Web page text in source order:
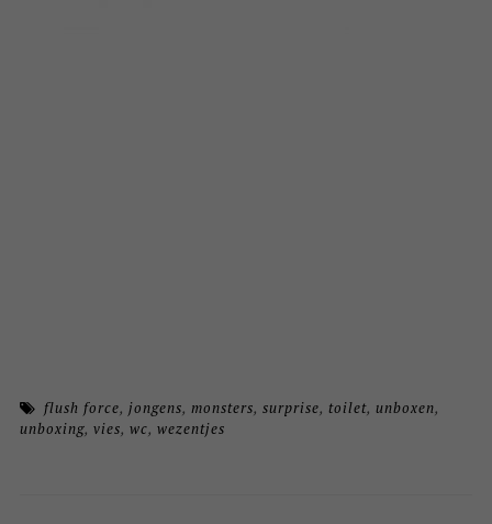
flush force,jongens,monsters,surprise,toilet,unboxen,
unboxing, vies, wc, wezentjes